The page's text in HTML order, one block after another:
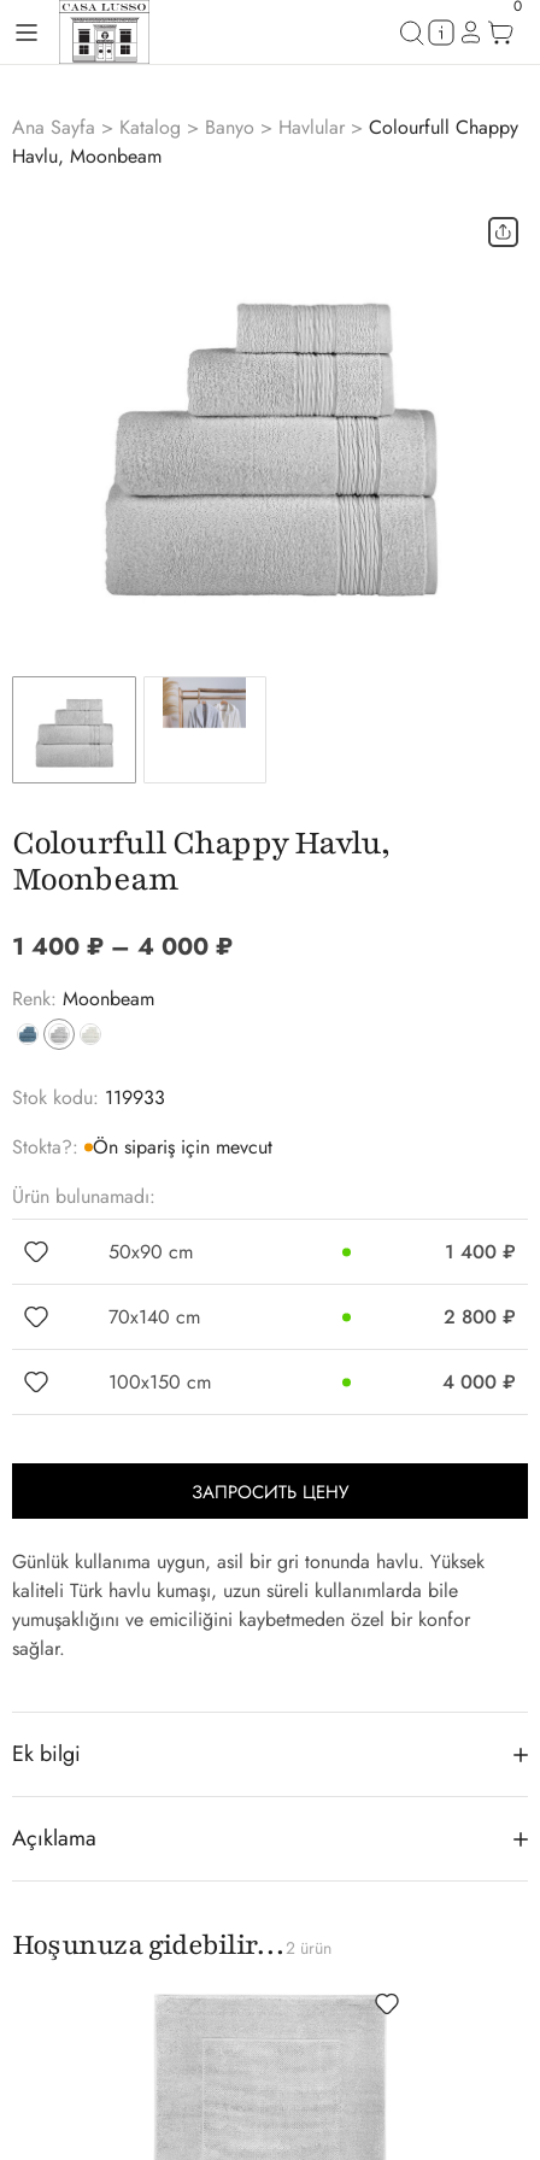
0
Ana Sayfa > Katalog > Banyo > Havlular > Colourfull Chappy
Havlu, Moonbeam
Colourfull Chappy Havlu,
Moonbeam
1 400 ₽ – 4 000 ₽Price range: 1 400 ₽
Renk: Moonbeam
Выбрать нужный цвет
Выбрать нужный цвет
Выбрать нужный цвет
Stok kodu: 119933
Stokta?:
Ön sipariş için mevcut
Ürün bulunamadı:
50x90 cm
1 400 ₽
70x140 cm 2 800 ₽
100x150 cm 4 000 ₽
ЗАПРОСИТЬ ЦЕНУ
Günlük kullanıma uygun, asil bir gri tonunda havlu. Yüksek
kaliteli Türk havlu kumaşı, uzun süreli kullanımlarda bile
yumuşaklığını ve emiciliğini kaybetmeden özel bir konfor
sağlar.
Ek bilgi
Açıklama
Hoşunuza gidebilir…2 ürün